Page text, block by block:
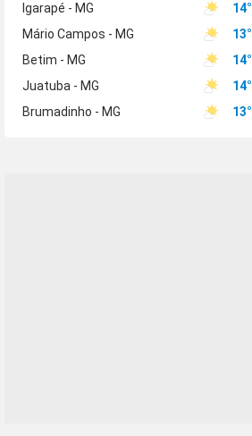
Igarapé - MG 14°
Mário Campos - MG
13°
Betim - MG
14°
Juatuba - MG
14°
Brumadinho - MG
13°